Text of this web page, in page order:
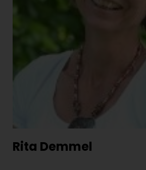
Rita Demmel